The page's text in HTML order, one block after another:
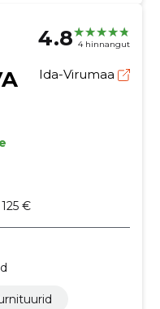
4.8 4 hinnangut
Ida-Virumaa
€